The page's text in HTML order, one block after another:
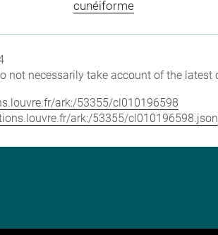
cunéiforme
not necessarily take account of the latest
ark:/53355/cl010196598
ark:/53355/cl010196598.json